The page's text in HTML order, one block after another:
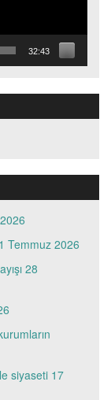
32:43
Temmuz 2026
28
siyaseti 17